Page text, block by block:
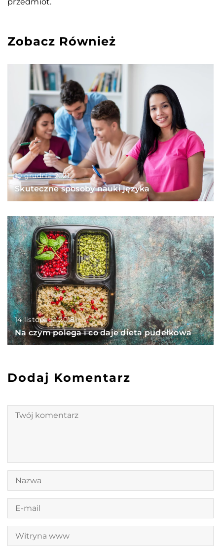
Zobacz Również
10 grudnia 2021
Skuteczne sposoby nauki języka
14 listopada 2018
Na czym polega i co daje dieta pudełkowa
Dodaj Komentarz